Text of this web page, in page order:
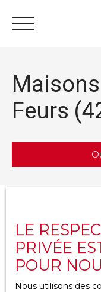
Nous
Feurs
Maison
Type de bien
Feurs (42110)
Localisation
LE
PRIVÉE
POUR
Nous utilisons des